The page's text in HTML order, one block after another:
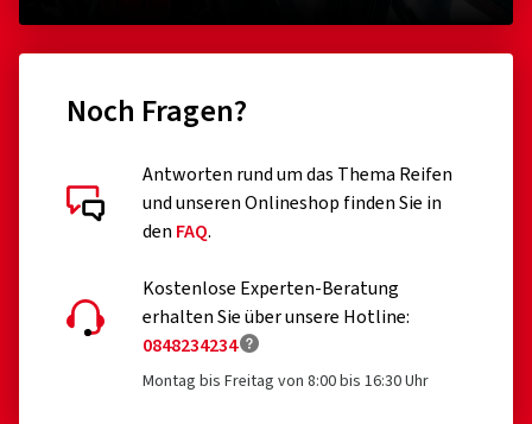
Noch Fragen?
Antworten rund um das Thema Reifen
und unseren Onlineshop finden Sie in
den FAQ.
Kostenlose Experten-Beratung
erhalten Sie über unsere Hotline:
0848234234
Montag bis Freitag von 8:00 bis 16:30 Uhr